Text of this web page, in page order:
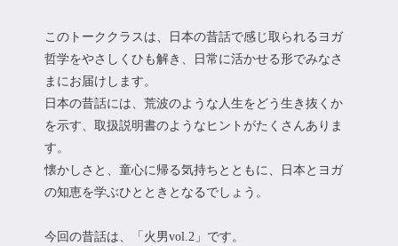
このトーククラスは、日本の昔話で感じ取られるヨガ
哲学をやさしくひも解き、日常に活かせる形でみなさ
まにお届けします。
日本の昔話には、荒波のような人生をどう生き抜くか
を示す、取扱説明書のようなヒントがたくさんありま
す。
懐かしさと、童心に帰る気持ちとともに、日本とヨガ
の知恵を学ぶひとときとなるでしょう。
今回の昔話は、「火男vol.2」です。